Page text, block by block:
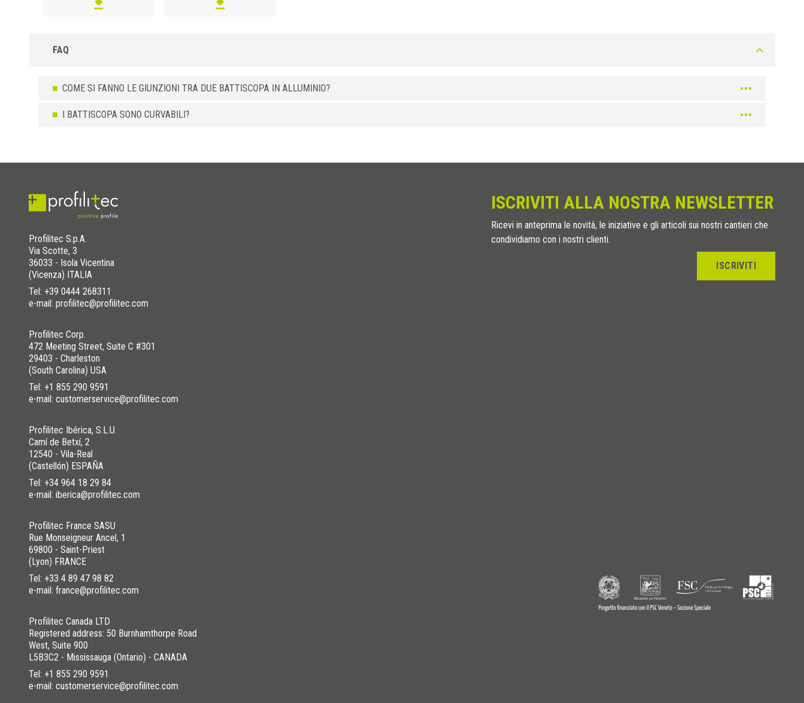
FAQ
COME SI FANNO LE GIUNZIONI TRA DUE BATTISCOPA IN ALLUMINIO?
I BATTISCOPA SONO CURVABILI?
Profilitec S.p.A.
Via Scotte, 3
36033 - Isola Vicentina
(Vicenza) ITALIA
Tel: +39 0444 268311
e-mail: profilitec@profilitec.com
Profilitec Corp.
472 Meeting Street, Suite C #301
29403 - Charleston
(South Carolina) USA
Tel: +1 855 290 9591
e-mail: customerservice@profilitec.com
Profilitec Ibérica, S.L.U.
Camí de Betxí, 2
12540 - Vila-Real
(Castellón) ESPAÑA
Tel: +34 964 18 29 84
e-mail: iberica@profilitec.com
Profilitec France SASU
Rue Monseigneur Ancel, 1
69800 - Saint-Priest
(Lyon) FRANCE
Tel: +33 4 89 47 98 82
e-mail: france@profilitec.com
Profilitec Canada LTD
Registered address: 50 Burnhamthorpe Road
West, Suite 900
L5B3C2 - Mississauga (Ontario) - CANADA
Tel: +1 855 290 9591
e-mail: customerservice@profilitec.com
ISCRIVITI ALLA NOSTRA NEWSLETTER
Ricevi in anteprima le novità, le iniziative e gli articoli sui nostri cantieri che
condividiamo con i nostri clienti.
ISCRIVITI